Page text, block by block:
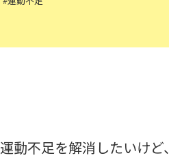
運動不足を解消したいけど、